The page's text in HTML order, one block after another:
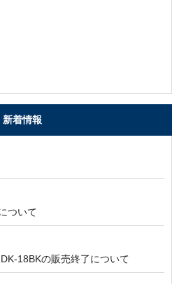
新着情報
ついて
18BKの販売終了について